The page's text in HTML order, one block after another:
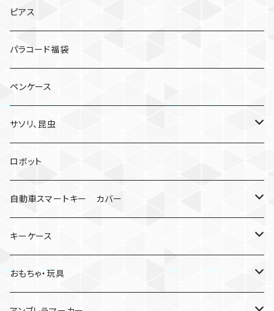
ピアス
パラコード福袋
ペンケース
サソリ、昆虫
サソリ
クモ
ロボット
自動車スマートキー カバー
日産
キーケース
MDF材
おもちゃ・玩具